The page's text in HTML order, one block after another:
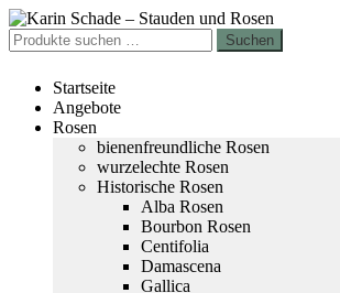
Zur
Navigation
springen
Zum
Inhalt
springen
Suchen
nach:
Suchen
Startseite
Angebote
Rosen
bienenfreundliche Rosen
wurzelechte Rosen
Historische Rosen
Alba Rosen
Bourbon Rosen
Centifolia
Damascena
Gallica